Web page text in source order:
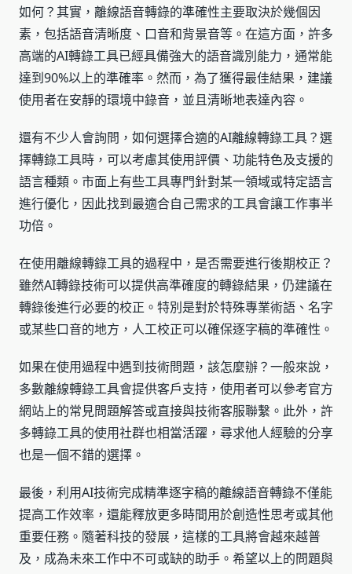
如何？其實，離線語音轉錄的準確性主要取決於幾個因
素，包括語音清晰度、口音和背景音等。在這方面，許多
高端的AI轉錄工具已經具備強大的語音識別能力，通常能
達到90%以上的準確率。然而，為了獲得最佳結果，建議
使用者在安靜的環境中錄音，並且清晰地表達內容。
還有不少人會詢問，如何選擇合適的AI離線轉錄工具？選
擇轉錄工具時，可以考慮其使用評價、功能特色及支援的
語言種類。市面上有些工具專門針對某一領域或特定語言
進行優化，因此找到最適合自己需求的工具會讓工作事半
功倍。
在使用離線轉錄工具的過程中，是否需要進行後期校正？
雖然AI轉錄技術可以提供高準確度的轉錄結果，仍建議在
轉錄後進行必要的校正。特別是對於特殊專業術語、名字
或某些口音的地方，人工校正可以確保逐字稿的準確性。
如果在使用過程中遇到技術問題，該怎麼辦？一般來說，
多數離線轉錄工具會提供客戶支持，使用者可以參考官方
網站上的常見問題解答或直接與技術客服聯繫。此外，許
多轉錄工具的使用社群也相當活躍，尋求他人經驗的分享
也是一個不錯的選擇。
最後，利用AI技術完成精準逐字稿的離線語音轉錄不僅能
提高工作效率，還能釋放更多時間用於創造性思考或其他
重要任務。隨著科技的發展，這樣的工具將會越來越普
及，成為未來工作中不可或缺的助手。希望以上的問題與